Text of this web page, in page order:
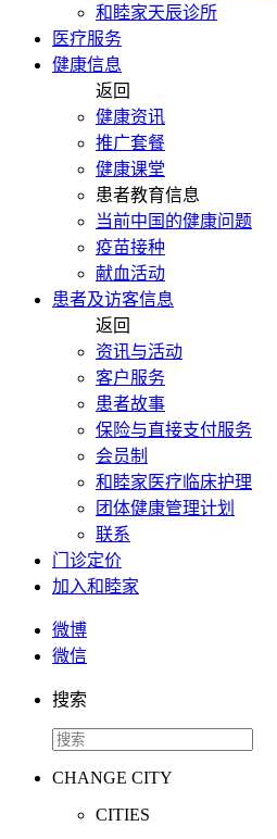
和睦家天辰诊所
医疗服务
健康信息
返回
健康资讯
推广套餐
健康课堂
患者教育信息
当前中国的健康问题
疫苗接种
献血活动
患者及访客信息
返回
资讯与活动
客户服务
患者故事
保险与直接支付服务
会员制
和睦家医疗临床护理
团体健康管理计划
联系
门诊定价
加入和睦家
微博
微信
搜索
CHANGE CITY
CITIES